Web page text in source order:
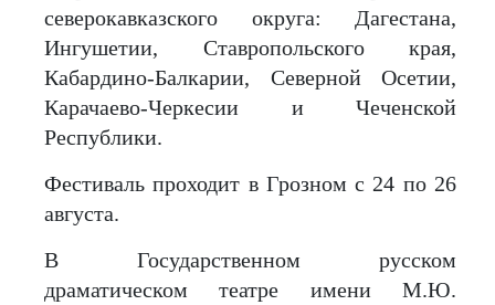
северокавказского округа: Дагестана,
Ингушетии, Ставропольского края,
Кабардино-Балкарии, Северной Осетии,
Карачаево-Черкесии и Чеченской
Республики.
Фестиваль проходит в Грозном с 24 по 26
августа.
В Государственном русском
драматическом театре имени М.Ю.